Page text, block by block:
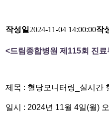
작성일 2024-11-04 14:00:00작
<드림종합병원 제 115회 진료
제목 : 혈당모니터링 실시간
일시 : 2024년 11월 4일(월)